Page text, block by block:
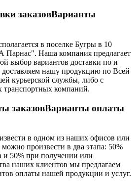
Варианты
в поселке Бугры в 10
Парнас". Наша компания предлагает
выбор вариантов доставки по и
нашу продукцию по Всей
курьерской службы, либо с
компаний.
Варианты оплаты
в одном из наших офисов или
произвести в два этапа: 50%
и 50% при получении или
наших клиентов мы предлагаем
оплаты нашей продукции и услуг.